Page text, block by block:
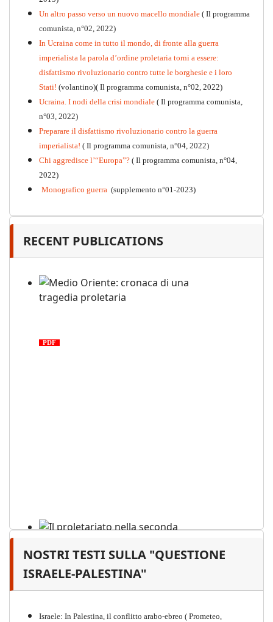
Kommunistisches Programm
PDF n°10 - 2026
Un altro passo verso un nuovo macello mondiale ( Il programma
comunista, n°02, 2022)
In Ucraina come in tutto il mondo, di fronte alla guerra
imperialista la parola d’ordine proletaria torni a essere:
disfattismo rivoluzionario contro tutte le borghesie e i loro
Stati! (volantino)( Il programma comunista, n°02, 2022)
Ucraina. I nodi della crisi mondiale ( Il programma comunista,
n°03, 2022)
Preparare il disfattismo rivoluzionario contro la guerra
imperialista! ( Il programma comunista, n°04, 2022)
Chi aggredisce l’“Europa”? ( Il programma comunista, n°04,
2022)
Monografico guerra (supplemento n°01-2023)
RECENT PUBLICATIONS
PDF
Il proletariato nella seconda
guerra mondiale e nella
NOSTRI TESTI SULLA "QUESTIONE
ISRAELE-PALESTINA"
Israele: In Palestina, il conflitto arabo-ebreo ( Prometeo,